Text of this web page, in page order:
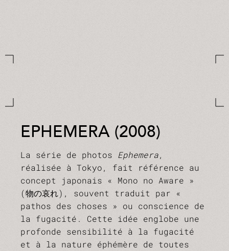
EPHEMERA (2008)
La série de photos Ephemera,
réalisée à Tokyo, fait référence au
concept japonais « Mono no Aware »
(物の哀れ), souvent traduit par «
pathos des choses » ou conscience de
la fugacité. Cette idée englobe une
profonde sensibilité à la fugacité
et à la nature éphémère de toutes